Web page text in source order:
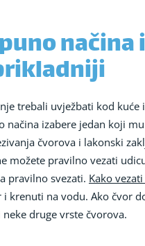
trebali uvježbati kod
načina izabere jedan koji
čvorova i lakonski
možete pravilno vezati
pravilno svezati. Kako
krenuti na vodu. Ako čvor
druge vrste čvorova.